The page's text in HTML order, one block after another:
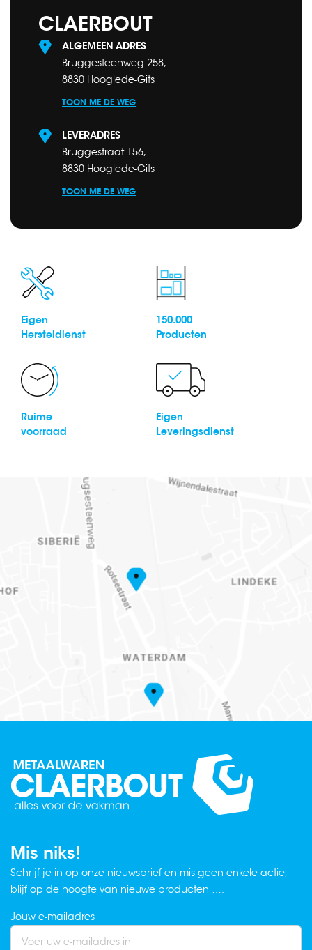
CLAERBOUT
ALGEMEEN ADRES
Bruggesteenweg 258,
8830 Hooglede-Gits
TOON ME DE WEG
LEVERADRES
Bruggestraat 156,
8830 Hooglede-Gits
TOON ME DE WEG
Eigen
Hersteldienst
150.000
Producten
Ruime
voorraad
Eigen
Leveringsdienst
Mis niks!
Schrijf je in op onze nieuwsbrief en mis geen enkele actie,
blijf op de hoogte van nieuwe producten ….
Jouw e-mailadres